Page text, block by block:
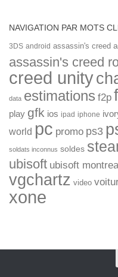
NAVIGATION PAR MOTS
3DS android assassin's creed
assassin's creed
creed unity
data estimations f2p
play gfk ios ipad iphone
world pc promo ps3
soldats inconnus soldes
ubisoft ubisoft
vgchartz video
xone